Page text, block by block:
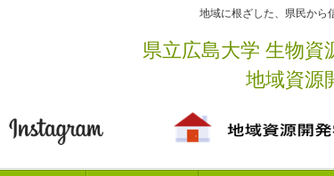
地域に根ざした、県民から
県立広島大学 生物資
地域資源